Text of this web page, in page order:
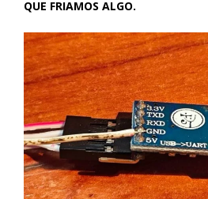
QUE FRIAMOS ALGO.